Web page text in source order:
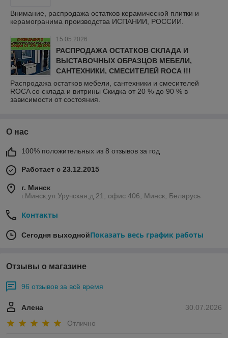
Внимание, распродажа остатков керамической плитки и
керамогранима производства ИСПАНИИ, РОССИИ.
15.05.2026
РАСПРОДАЖА ОСТАТКОВ СКЛАДА И
ВЫСТАВОЧНЫХ ОБРАЗЦОВ МЕБЕЛИ,
САНТЕХНИКИ, СМЕСИТЕЛЕЙ ROCA !!!
Распродажа остатков мебели, сантехники и смесителей
ROCA со склада и витрины Скидка от 20 % до 90 % в
зависимости от состояния.
О нас
100% положительных из 8 отзывов за год
Работает с 23.12.2015
г. Минск
г.Минск,ул.Уручская,д.21, офис 406, Минск, Беларусь
Контакты
Сегодня выходнойПоказать весь график работы
Отзывы о магазине
96 отзывов за всё время
30.07.2026
Алена
Отлично